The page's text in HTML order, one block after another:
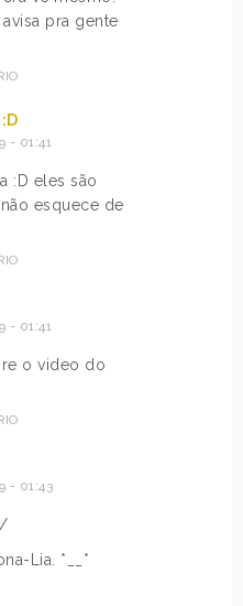
pra gente
- 01:41
:D eles são
esquece de
- 01:41
o video do
- 01:43
Lia. *__*